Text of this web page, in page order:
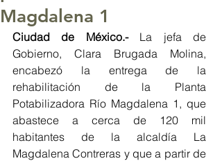
Magdalena 1
Ciudad de México.- La jefa de
Gobierno, Clara Brugada Molina,
encabezó la entrega de la
rehabilitación de la Planta
Potabilizadora Río Magdalena 1, que
abastece a cerca de 120 mil
habitantes de la alcaldía La
Magdalena Contreras y que a partir de